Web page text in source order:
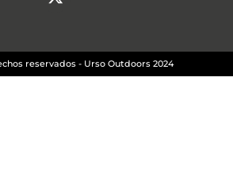
reservados - Urso Outdoors 2024